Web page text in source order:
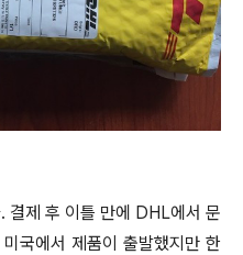
결제 후 이틀 만에 DHL에서 문
국에서 제품이 출발했지만 한